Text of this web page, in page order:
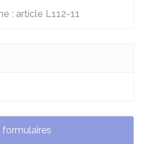
: article L112-11
formulaires